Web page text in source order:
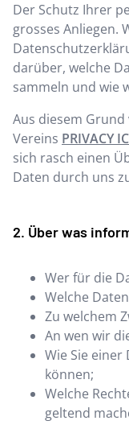
Der Schutz Ihrer
grosses Anliegen.
darüber, welche
sammeln und wie
Aus diesem
Vereins PRIVACY
sich rasch einen
Daten durch uns
Über was
Wer für die
Welche
Zu welchem
An wen wir
Wie Sie
können;
Welche
geltend